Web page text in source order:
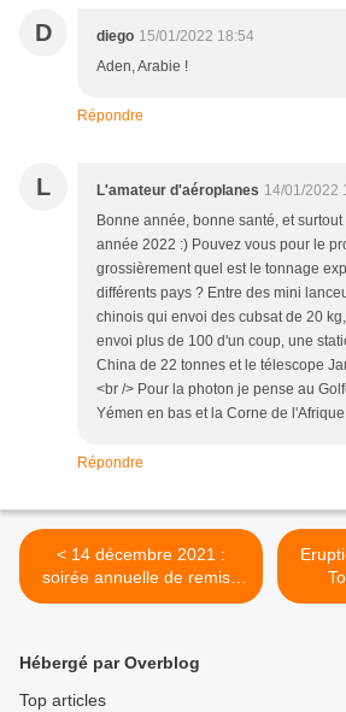
D diego 15/01/2022 18:54
Aden, Arabie !
Répondre
L L'amateur d'aéroplanes 14/01/2022
Bonne année, bonne santé, et
année 2022 :) Pouvez vous pour le
grossièrement quel est le tonnage
différents pays ? Entre des mini
chinois qui envoi des cubsat de 20
envoi plus de 100 d'un coup, une
China de 22 tonnes et le télescope
<br /> Pour la photon je pense au
Yémen en bas et la Corne de
Répondre
< 14 décembre 2021 :
soirée annuelle de remise
des prix des Amis de la Cité
Hébergé par Overblog
Top articles